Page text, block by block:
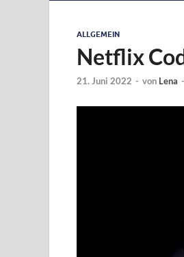
ALLGEMEIN
Netflix
21. Juni 2022 - von Lena -